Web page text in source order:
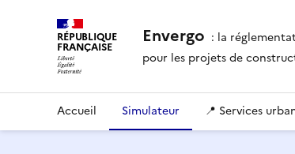
RÉPUBLIQUE
FRANÇAISE Envergo : la
pour les projets de
Accueil Simulateur 📍 Services